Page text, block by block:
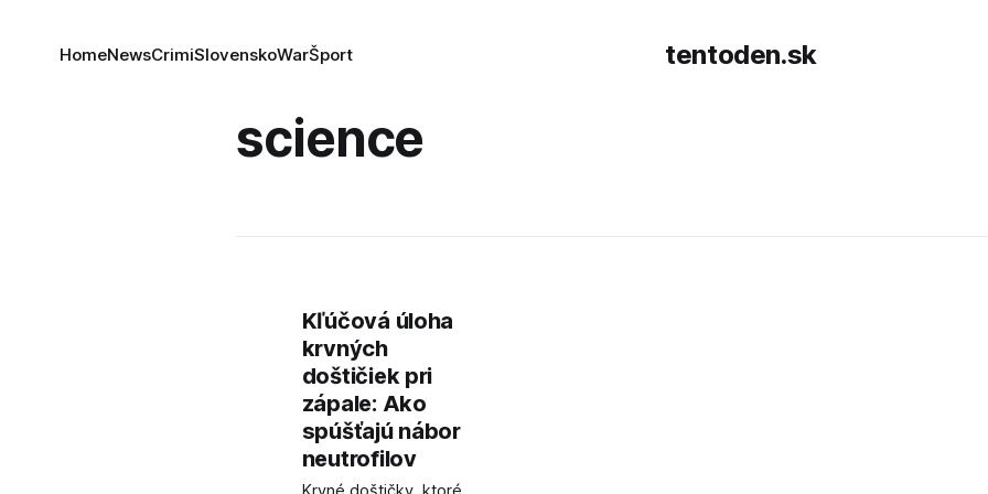
tentoden.sk
HomeNewsCrimiSlovenskoWarŠport
science
Kľúčová úloha
krvných
doštičiek pri
zápale: Ako
spúšťajú nábor
neutrofilov